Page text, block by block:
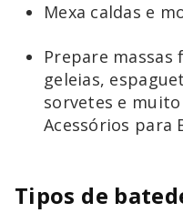
Mexa caldas e
Prepare massas
geleias,
sorvetes e
Acessórios para
Tipos de